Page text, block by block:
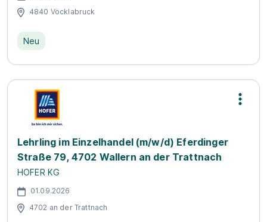
4840 Vöcklabruck
Neu
Lehrling im Einzelhandel (m/w/d) Eferdinger
Straße 79, 4702 Wallern an der Trattnach
HOFER KG
01.09.2026
4702 an der Trattnach